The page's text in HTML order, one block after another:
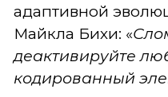
адаптивной
Майкла Бихи: «
деактивируйте
кодированный